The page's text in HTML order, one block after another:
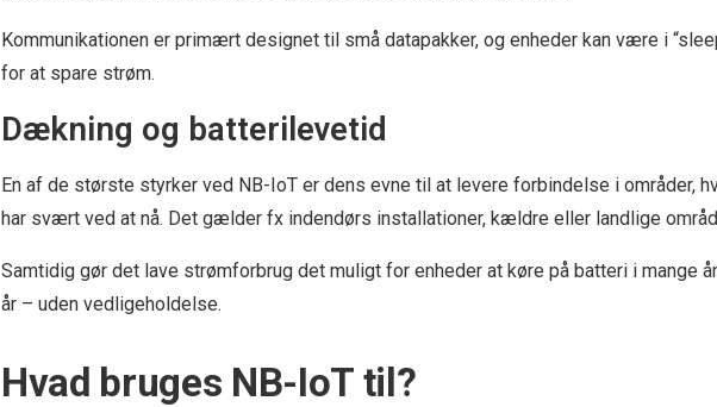
Kommunikationen er primært designet til små datapakker, og enheder kan være i
for at spare strøm.
Dækning og batterilevetid
En af de største styrker ved NB-IoT er dens evne til at levere forbindelse i områder,
har svært ved at nå. Det gælder fx indendørs installationer, kældre eller landlige
Samtidig gør det lave strømforbrug det muligt for enheder at køre på batteri i mange
år – uden vedligeholdelse.
Hvad bruges NB-IoT til?